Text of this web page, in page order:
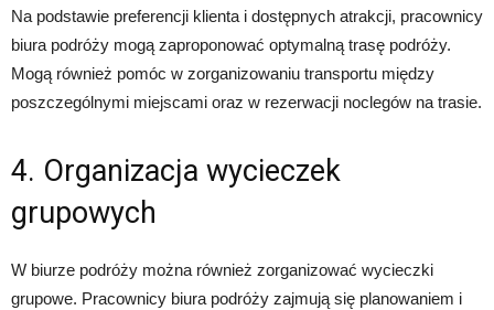
Na podstawie preferencji klienta i dostępnych atrakcji, pracownicy
biura podróży mogą zaproponować optymalną trasę podróży.
Mogą również pomóc w zorganizowaniu transportu między
poszczególnymi miejscami oraz w rezerwacji noclegów na trasie.
4. Organizacja wycieczek
grupowych
W biurze podróży można również zorganizować wycieczki
grupowe. Pracownicy biura podróży zajmują się planowaniem i